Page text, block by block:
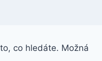
co hledáte. Možná